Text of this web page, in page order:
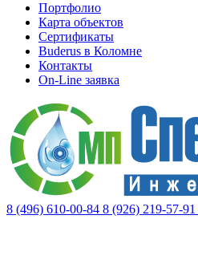
Портфолио
Карта объектов
Сертификаты
Buderus в Коломне
Контакты
On-Line заявка
8 (496) 610-00-84 8 (926) 219-57-91